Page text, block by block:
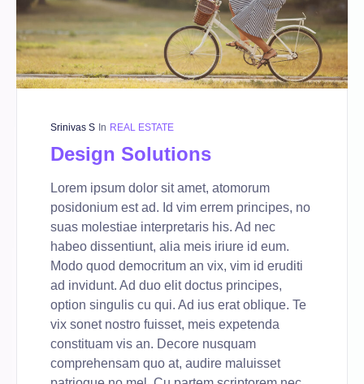
Srinivas S In REAL ESTATE
Design Solutions
Lorem ipsum dolor sit amet, atomorum
posidonium est ad. Id vim errem principes, no
suas molestiae interpretaris his. Ad nec
habeo dissentiunt, alia meis iriure id eum.
Modo quod democritum an vix, vim id eruditi
ad invidunt. Ad duo elit doctus principes,
option singulis cu qui. Ad ius erat oblique. Te
vix sonet nostro fuisset, meis expetenda
constituam vis an. Decore nusquam
comprehensam quo at, audire maluisset